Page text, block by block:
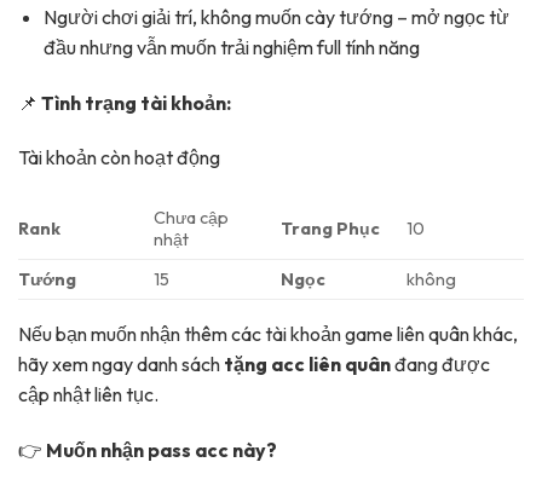
Người chơi giải trí, không muốn cày tướng – mở ngọc từ
đầu nhưng vẫn muốn trải nghiệm full tính năng
📌 Tình trạng tài khoản:
Tài khoản còn hoạt động
Rank
Chưa cập
nhật
Trang Phục 10
Tướng 15 Ngọc không
Nếu bạn muốn nhận thêm các tài khoản game liên quân khác,
hãy xem ngay danh sách tặng acc liên quânđang được
cập nhật liên tục.
👉 Muốn nhận pass acc này?